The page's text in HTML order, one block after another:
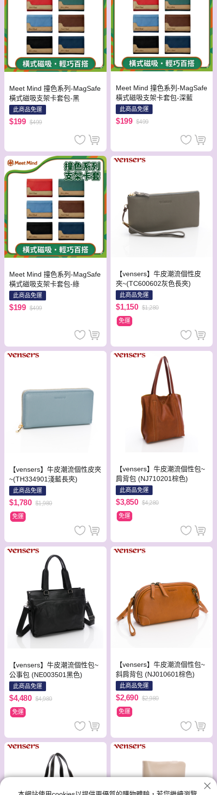
Meet Mind 撞色系列-MagSafe
橫式磁吸支架卡套包-黑
此商品免運
$199 $499
Meet Mind 撞色系列-MagSafe
橫式磁吸支架卡套包-深藍
此商品免運
$199 $499
Meet Mind 撞色系列-MagSafe
橫式磁吸支架卡套包-綠
此商品免運
$199 $499
【vensers】牛皮潮流個性皮
夾~(TC600602灰色長夾)
此商品免運
$1,150 $1,280
免運
【vensers】牛皮潮流個性皮夾
~(TH334901淺藍長夾)
此商品免運
$1,780 $1,980
免運
【vensers】牛皮潮流個性包~
肩背包 (NJ710201棕色)
此商品免運
$3,850 $4,280
免運
【vensers】牛皮潮流個性包~
公事包 (NE003501黑色)
此商品免運
$4,480 $4,980
免運
【vensers】牛皮潮流個性包~
斜肩背包 (NJ010601棕色)
此商品免運
$2,690 $2,980
免運